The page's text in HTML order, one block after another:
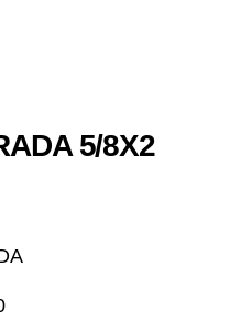
5/8X2